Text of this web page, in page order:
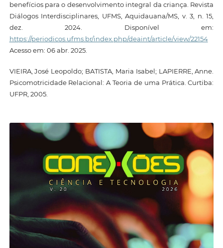
benefícios para o desenvolvimento integral da criança. Revista
Diálogos Interdisciplinares, UFMS, Aquidauana/MS, v. 3, n. 15,
dez. 2024. Disponível em:
https://periodicos.ufms.br/index.php/deaint/article/view/22154
Acesso em: 06 abr. 2025.
VIEIRA, José Leopoldo; BATISTA, Maria Isabel; LAPIERRE, Anne.
Psicomotricidade Relacional: A Teoria de uma Prática. Curtiba:
UFPR, 2005.